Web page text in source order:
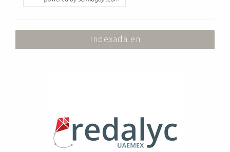
Indexada en